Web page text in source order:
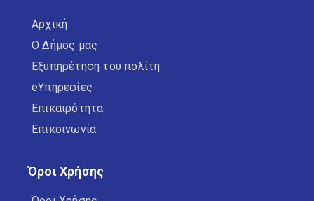
Αρχική
Ο Δήμος μας
Εξυπηρέτηση του πολίτη
eΥπηρεσίες
Επικαιρότητα
Επικοινωνία
Όροι Χρήσης